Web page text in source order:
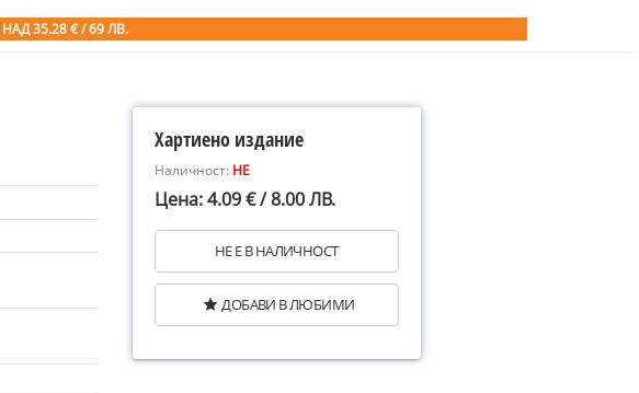
НАД 35.28 € / 69 ЛВ.
Хартиено издание
Наличност: НЕ
Цена: 4.09 € / 8.00 ЛВ.
НЕ Е В НАЛИЧНОСТ
ДОБАВИ В ЛЮБИМИ